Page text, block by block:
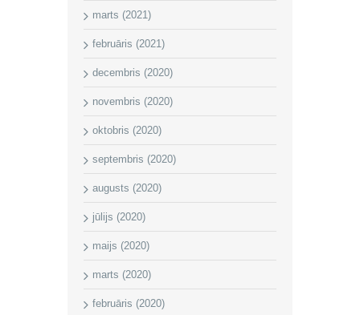
marts (2021)
februāris (2021)
decembris (2020)
novembris (2020)
oktobris (2020)
septembris (2020)
augusts (2020)
jūlijs (2020)
maijs (2020)
marts (2020)
februāris (2020)